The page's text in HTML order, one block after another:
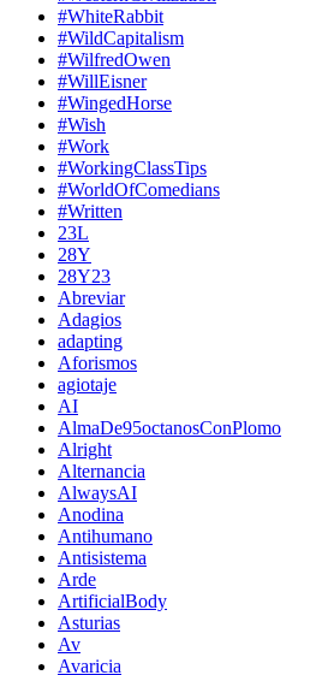
#WhiteRabbit
#WildCapitalism
#WilfredOwen
#WillEisner
#WingedHorse
#Wish
#Work
#WorkingClassTips
#WorldOfComedians
#Written
23L
28Y
28Y23
Abreviar
Adagios
adapting
Aforismos
agiotaje
AI
AlmaDe95octanosConPlomo
Alright
Alternancia
AlwaysAI
Anodina
Antihumano
Antisistema
Arde
ArtificialBody
Asturias
Av
Avaricia